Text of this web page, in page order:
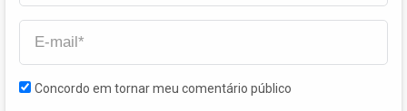
Concordo em tornar meu comentário público